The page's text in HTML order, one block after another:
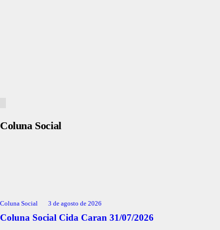
Coluna Social
Coluna Social 3 de agosto de 2026
Coluna Social Cida Caran 31/07/2026